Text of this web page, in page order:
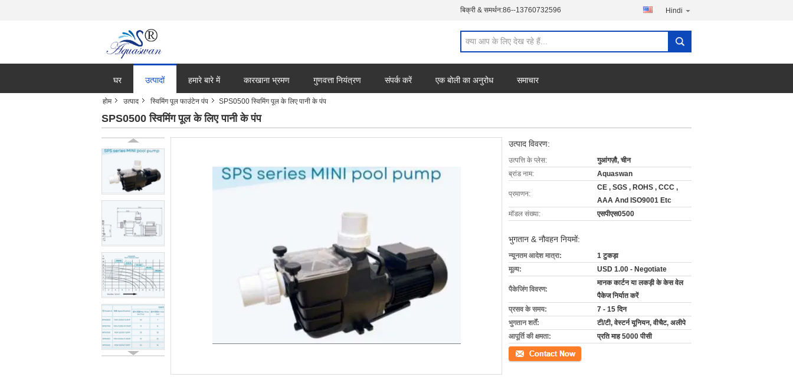
बिक्री & समर्थन:86--13760732596 Hindi
घर उत्पादों हमारे बारे में कारखाना भ्रमण गुणवत्ता नियंत्रण संपर्क करें एक बोली का अनुरोध समाचार
होम उत्पाद स्विमिंग पूल फाउंटेन पंप SPS0500 स्विमिंग पूल के लिए पानी के पंप
SPS0500 स्विमिंग पूल के लिए पानी के पंप
उत्पाद विवरण:
उत्पत्ति के प्लेस:
गुआंगज़ौ, चीन
ब्रांड नाम:
Aquaswan
प्रमाणन:
CE , SGS , ROHS , CCC ,
AAA And ISO9001 Etc
मॉडल संख्या:
एसपीएस0500
भुगतान & नौवहन नियमों:
न्यूनतम आदेश मात्रा:
1 टुकड़ा
मूल्य:
USD 1.00 - Negotiate
पैकेजिंग विवरण:
मानक कार्टन या लकड़ी के केस वेल
पैकेज निर्यात करें
प्रसव के समय:
7 - 15 दिन
भुगतान शर्तें:
टी/टी, वेस्टर्न यूनियन, वीचैट, अलीपे
आपूर्ति की क्षमता:
प्रति माह 5000 पीसी
संपर्क करें